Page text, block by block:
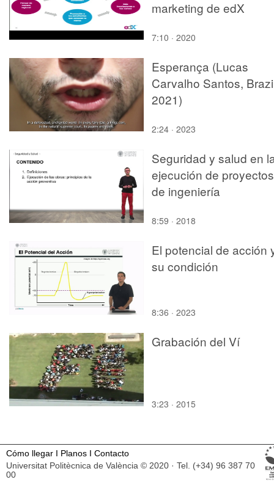
marketing de edX
7:10 · 2020
Esperança (Lucas
Carvalho Santos,
2021)
2:24 · 2023
Seguridad y salud en
ejecución de proyectos
de ingeniería
8:59 · 2018
El potencial de acción
su condición
8:36 · 2023
Grabación del Ví
3:23 · 2015
Cómo llegar I Planos I Contacto
Universitat Politècnica de València © 2020 · Tel. (+34) 96 387 70
00